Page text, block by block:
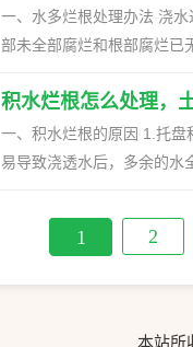
根。 解决方法：更换上合
根部腐烂导致植株内部的营
养护中发现植株的茎秆发干且
腐烂得不是很严重，可以将
养供应不足。另外，还要
栽种。如果腐烂比较严重的
一、水多烂根处理办法 浇
部未全部腐烂和根部腐烂已无法重
2.用0.1%的高锰酸钾 液给
伤口及根系受损严重部分，
4.换盆时，需要对枝叶进行
1.需先将病株取出，冲洗
基部三十分钟左右，取出
积水烂根怎么处理，
一、积水烂根的原因 1.托盘
易导致浇透水后，多余的水
出托盘中多余的水。 2.底
易出现积水过多导致植株
造成植物烂根。 5.盆大花小
1 2
本站所